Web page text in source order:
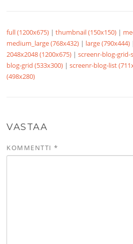
full (1200x675) |thumbnail (150x150) |
medium_large (768x432) | large (790x444)
2048x2048 (1200x675) |screenr-blog-grid-
blog-grid (533x300) |screenr-blog-list
(498x280)
VASTAA
KOMMENTTI*